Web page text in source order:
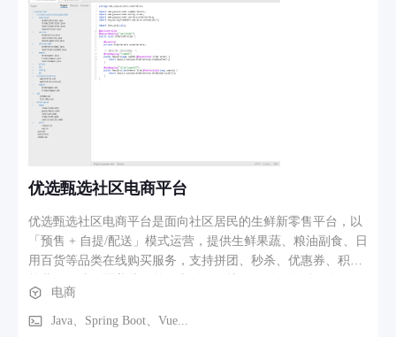
租户数据隔离 9. 移动端审批与消息提醒
优选甄选社区电商平台
优选甄选社区电商平台是面向社区居民的生鲜新零售平台，以
「预售 + 自提/配送」模式运营，提供生鲜果蔬、粮油副食、日
用百货等品类在线购买服务，支持拼团、秒杀、优惠券、积分
路。 主要功能模块： 1. 商品管理（多规格、多图、上下架、
库存） 2. 购物车与下单（结算、优惠券抵扣） 3. 拼团与秒杀
电商
Java、Spring Boot、Vue...